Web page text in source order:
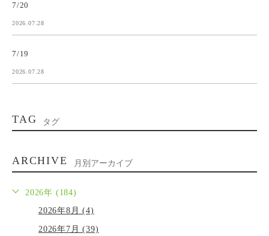
7/20
2026.07.28
7/19
2026.07.28
TAG タグ
ARCHIVE 月別アーカイブ
2026年 (184)
2026年8月 (4)
2026年7月 (39)